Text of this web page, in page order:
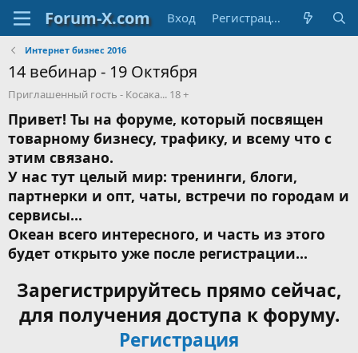
Вход Регистрация
Интернет бизнес 2016
14 вебинар - 19 Октября
Приглашенный гость - Косака... 18 +
Привет! Ты на форуме, который посвящен
товарному бизнесу, трафику, и всему что с
этим связано.
У нас тут целый мир: тренинги, блоги,
партнерки и опт, чаты, встречи по городам и
сервисы...
Океан всего интересного, и часть из этого
будет открыто уже после регистрации...
Зарегистрируйтесь прямо сейчас,
для получения доступа к форуму.
Регистрация